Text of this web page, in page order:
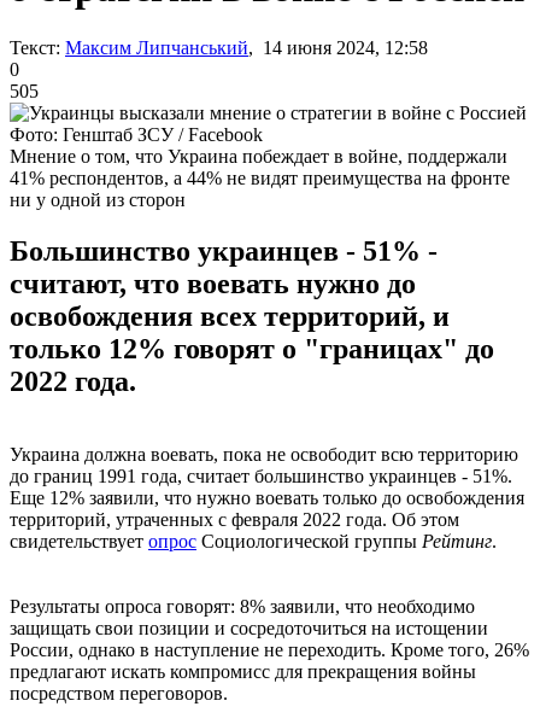
Текст: Максим Липчанський, 14 июня 2024, 12:58
0
505
Фото: Генштаб ЗСУ / Facebook
Мнение о том, что Украина побеждает в войне, поддержали
41% респондентов, а 44% не видят преимущества на фронте
ни у одной из сторон
Большинство украинцев - 51% -
считают, что воевать нужно до
освобождения всех территорий, и
только 12% говорят о "границах" до
2022 года.
Украина должна воевать, пока не освободит всю территорию
до границ 1991 года, считает большинство украинцев - 51%.
Еще 12% заявили, что нужно воевать только до освобождения
территорий, утраченных с февраля 2022 года. Об этом
свидетельствует опрос Социологической группы Рейтинг.
Результаты опроса говорят: 8% заявили, что необходимо
защищать свои позиции и сосредоточиться на истощении
России, однако в наступление не переходить. Кроме того, 26%
предлагают искать компромисс для прекращения войны
посредством переговоров.